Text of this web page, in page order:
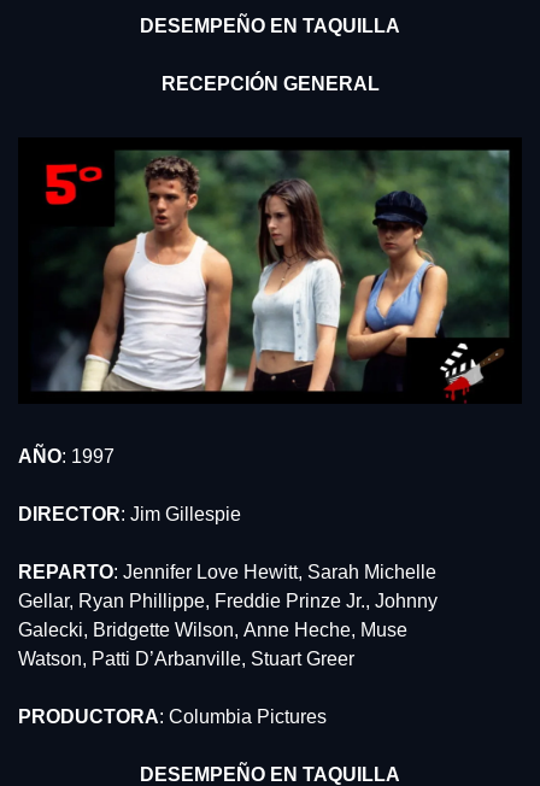
DESEMPEÑO EN TAQUILLA
RECEPCIÓN GENERAL
AÑO: 1997
DIRECTOR: Jim Gillespie
REPARTO: Jennifer Love Hewitt, Sarah Michelle
Gellar, Ryan Phillippe, Freddie Prinze Jr., Johnny
Galecki, Bridgette Wilson, Anne Heche, Muse
Watson, Patti D’Arbanville, Stuart Greer
PRODUCTORA: Columbia Pictures
DESEMPEÑO EN TAQUILLA